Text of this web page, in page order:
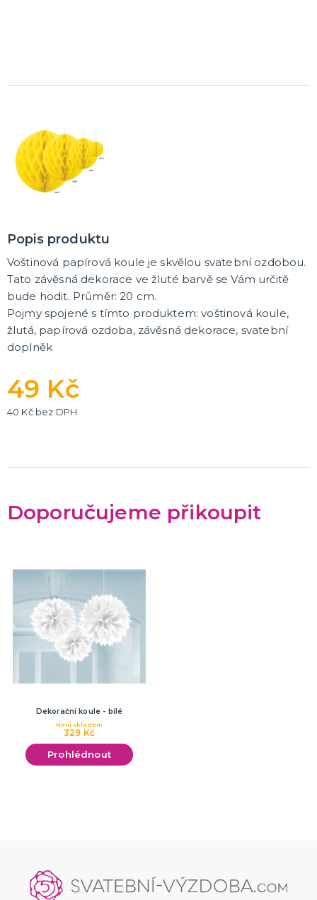
Girlandy na loučení se svobodou
SVATEBNÍ FOTOKOUTEK
Popis produktu
Voštinová papírová koule je skvělou svatební ozdobou.
Tato závěsná dekorace ve žluté barvě se Vám určitě
bude hodit. Průměr: 20 cm.
Pojmy spojené s tímto produktem: voštinová koule,
žlutá, papírová ozdoba, závěsná dekorace, svatební
doplněk
49 Kč
40 Kč bez DPH
Doporučujeme přikoupit
Dekorační koule - bílé
329 Kč
Není skladem
Prohlédnout